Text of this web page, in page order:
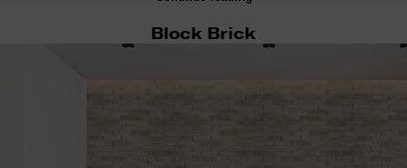
Block Brick